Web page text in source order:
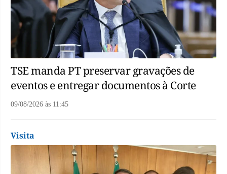
TSE manda PT preservar gravações de
eventos e entregar documentos à Corte
09/08/2026 às 11:45
Visita